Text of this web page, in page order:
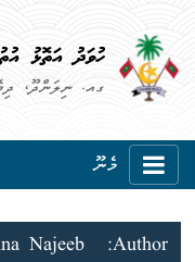
ހުވަދު އަތޮޅު
ގއ. ނިލަންދޫ،
މެނޫ
Author:
Najeeb